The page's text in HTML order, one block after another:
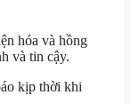
hóa và hồng
và tin cậy.
kịp thời khi